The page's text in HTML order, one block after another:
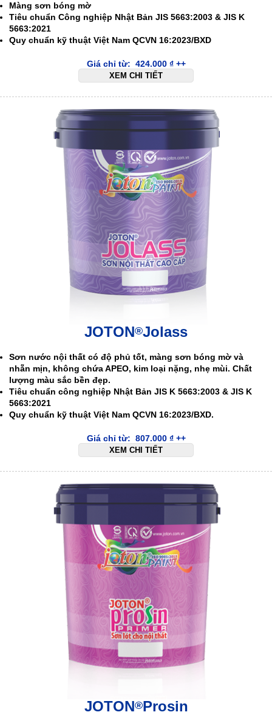
Màng sơn bóng mờ
Tiêu chuẩn Công nghiệp Nhật Bản JIS 5663:2003 & JIS K
5663:2021
Quy chuẩn kỹ thuật Việt Nam QCVN 16:2023/BXD
Giá chỉ từ: 424.000 ₫++
XEM CHI TIẾT
JOTON®Jolass
Sơn nước nội thất có độ phủ tốt, màng sơn bóng mờ và
nhẵn mịn, không chứa APEO, kim loại nặng, nhẹ mùi. Chất
lượng màu sắc bền đẹp.
Tiêu chuẩn công nghiệp Nhật Bản JIS K 5663:2003 & JIS K
5663:2021
Quy chuẩn kỹ thuật Việt Nam QCVN 16:2023/BXD.
Giá chỉ từ: 807.000 ₫++
XEM CHI TIẾT
JOTON®Prosin